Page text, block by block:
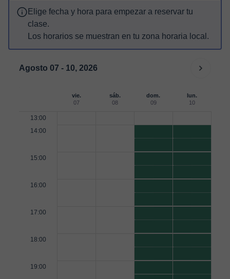
Elige fecha y hora para empezar a reservar tu
clase.
Los horarios se muestran en tu zona horaria local.
Agosto 07 - 10, 2026
vie.
07
sáb.
08
dom.
09
lun.
10
13:00
14:00
15:00
16:00
17:00
18:00
19:00